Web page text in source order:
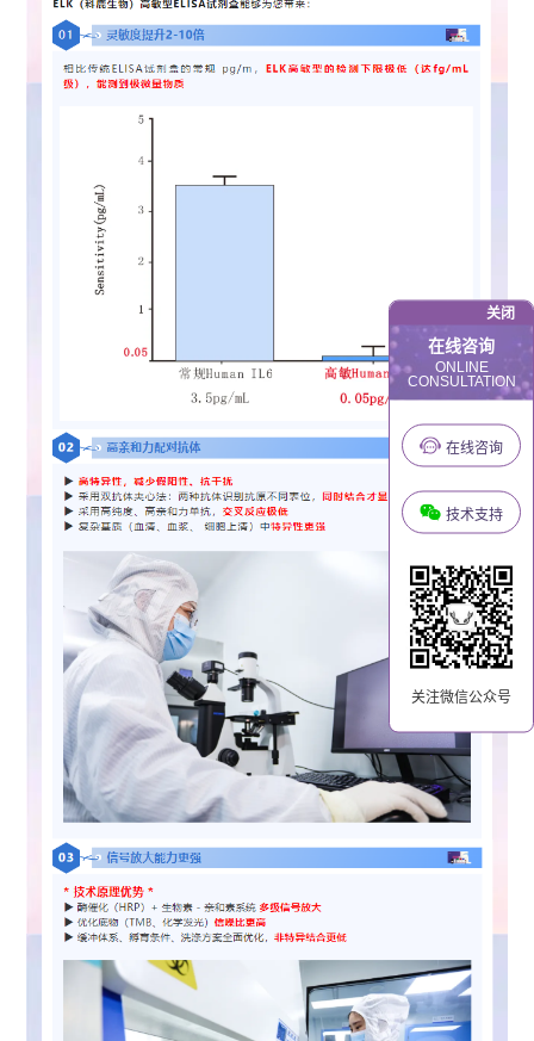
关闭
在线咨询
ONLINE
CONSULTATION
在线咨询
技术支持
关注微信公众号